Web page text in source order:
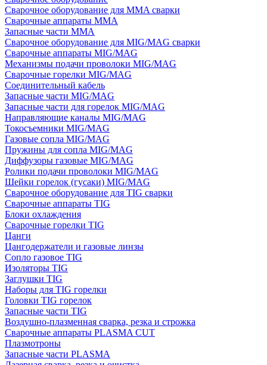
Сварочное оборудование для MMA сварки
Сварочные аппараты MMA
Запасные части MMA
Сварочное оборудование для MIG/MAG сварки
Сварочные аппараты MIG/MAG
Механизмы подачи проволоки MIG/MAG
Сварочные горелки MIG/MAG
Соединительный кабель
Запасные части MIG/MAG
Запасные части для горелок MIG/MAG
Направляющие каналы MIG/MAG
Токосъемники MIG/MAG
Газовые сопла MIG/MAG
Пружины для сопла MIG/MAG
Диффузоры газовые MIG/MAG
Ролики подачи проволоки MIG/MAG
Шейки горелок (гусаки) MIG/MAG
Сварочное оборудование для TIG сварки
Сварочные аппараты TIG
Блоки охлаждения
Сварочные горелки TIG
Цанги
Цангодержатели и газовые линзы
Сопло газовое TIG
Изоляторы TIG
Заглушки TIG
Наборы для TIG горелки
Головки TIG горелок
Запасные части TIG
Воздушно-плазменная сварка, резка и строжка
Сварочные аппараты PLASMA CUT
Плазмотроны
Запасные части PLASMA